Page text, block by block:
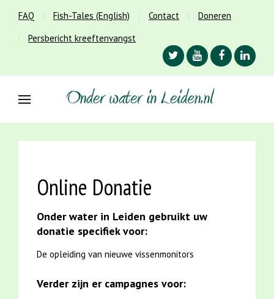
FAQ Fish-Tales (English) Contact
Doneren
Persbericht kreeftenvangst
Online Donatie
Onder water in Leiden gebruikt uw
donatie specifiek voor:
De opleiding van nieuwe vissenmonitors
Verder zijn er campagnes voor: